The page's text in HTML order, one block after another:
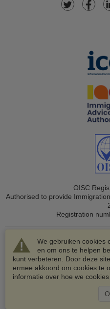
We gebruiken cookies
en om ons te helpen
kunt verbeteren. Door deze
ermee akkoord om cookies te
informatie over hoe we
OISC
Authorised to provide
Registration
© 2003-2026 VisaHQ.com,
VisaHQ en het
handelsmerken